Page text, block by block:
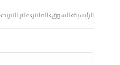
الرئيسية السوق الفلاتر فلتر التبريد